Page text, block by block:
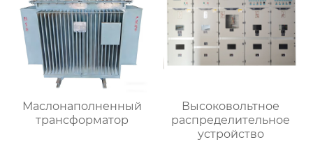
Маслонаполненный
трансформатор
Высоковольтное
распределительное
устройство